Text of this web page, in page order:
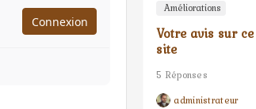
Améliorations
Votre avis sur ce
site
5 Réponses
administrateur